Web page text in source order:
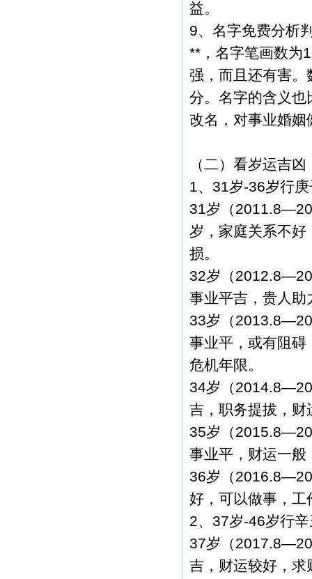
益。
9、名字免费分析
**，名字笔画数为
强，而且还有害。
分。名字的含义也
改名，对事业婚姻
（二）看岁运吉凶
1、31岁-36岁行
31岁（
岁，家庭关系不好
损。
32岁（
事业平吉，贵人助
33岁（
事业平，或有阻碍
危机年限。
34岁（
吉，职务提拔，财
35岁（
事业平，财运一般
36岁（
好，可以做事，工
2、37岁-46岁行
37岁（
吉，财运较好，求